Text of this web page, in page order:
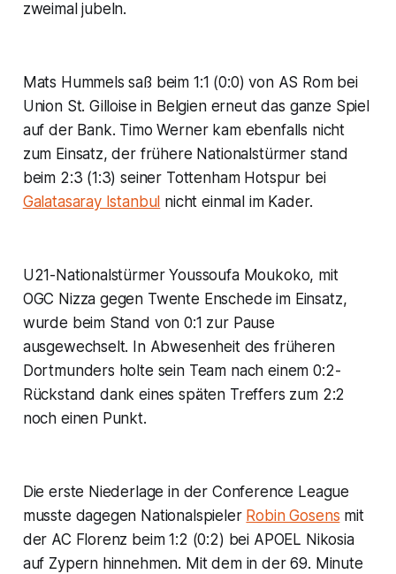
zweimal jubeln.
Mats Hummels saß beim 1:1 (0:0) von AS Rom bei
Union St. Gilloise in Belgien erneut das ganze Spiel
auf der Bank. Timo Werner kam ebenfalls nicht
zum Einsatz, der frühere Nationalstürmer stand
beim 2:3 (1:3) seiner Tottenham Hotspur bei
Galatasaray Istanbul nicht einmal im Kader.
U21-Nationalstürmer Youssoufa Moukoko, mit
OGC Nizza gegen Twente Enschede im Einsatz,
wurde beim Stand von 0:1 zur Pause
ausgewechselt. In Abwesenheit des früheren
Dortmunders holte sein Team nach einem 0:2-
Rückstand dank eines späten Treffers zum 2:2
noch einen Punkt.
Die erste Niederlage in der Conference League
musste dagegen Nationalspieler Robin Gosens mit
der AC Florenz beim 1:2 (0:2) bei APOEL Nikosia
auf Zypern hinnehmen. Mit dem in der 69. Minute